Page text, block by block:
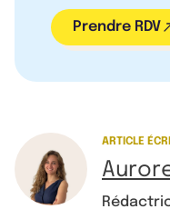
Prendre RDV
ARTICLE